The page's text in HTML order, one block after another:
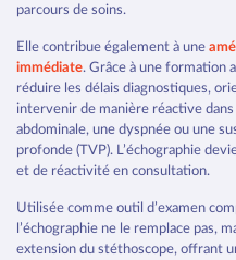
parcours de soins.
Elle contribue également à une
immédiate. Grâce à une formation
réduire les délais diagnostiques,
intervenir de manière réactive
abdominale, une dyspnée ou une
profonde (TVP). L’échographie
et de réactivité en consultation.
Utilisée comme outil d’examen
l’échographie ne le remplace pas,
extension du stéthoscope, offrant